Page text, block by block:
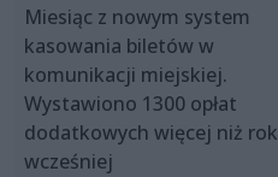
Miesiąc z nowym system
kasowania biletów w
komunikacji miejskiej.
Wystawiono 1300 opłat
dodatkowych więcej niż rok
wcześniej